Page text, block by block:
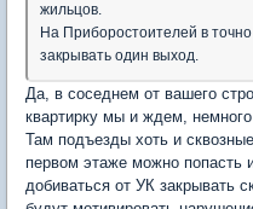
жильцов.
На Приборостоителей в
закрывать один выход.
Да, в соседнем от вашего
квартирку мы и ждем,
Там подъезды хоть и
первом этаже можно попасть
добиваться от УК закрывать